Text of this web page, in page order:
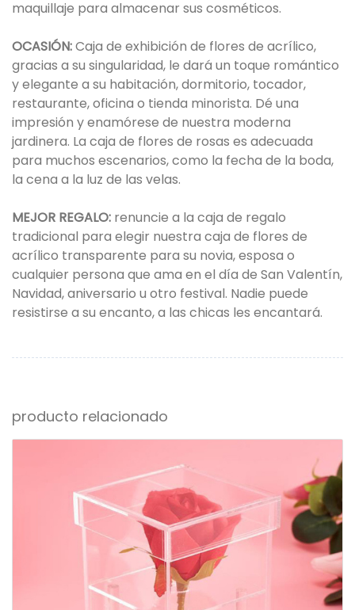
maquillaje para almacenar sus cosméticos.
OCASIÓN:Caja de exhibición de flores de acrílico,
gracias a su singularidad, le dará un toque romántico
y elegante a su habitación, dormitorio, tocador,
restaurante, oficina o tienda minorista. Dé una
impresión y enamórese de nuestra moderna
jardinera. La caja de flores de rosas es adecuada
para muchos escenarios, como la fecha de la boda,
la cena a la luz de las velas.
MEJOR REGALO: renuncie a la caja de regalo
tradicional para elegir nuestra caja de flores de
acrílico transparente para su novia, esposa o
cualquier persona que ama en el día de San Valentín,
Navidad, aniversario u otro festival. Nadie puede
resistirse a su encanto, a las chicas les encantará.
producto relacionado